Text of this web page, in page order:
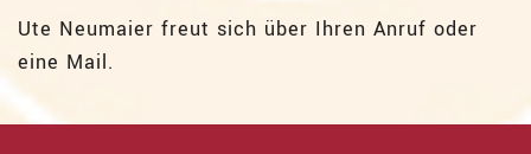
Ute Neumaier freut sich über Ihren Anruf oder
eine Mail.